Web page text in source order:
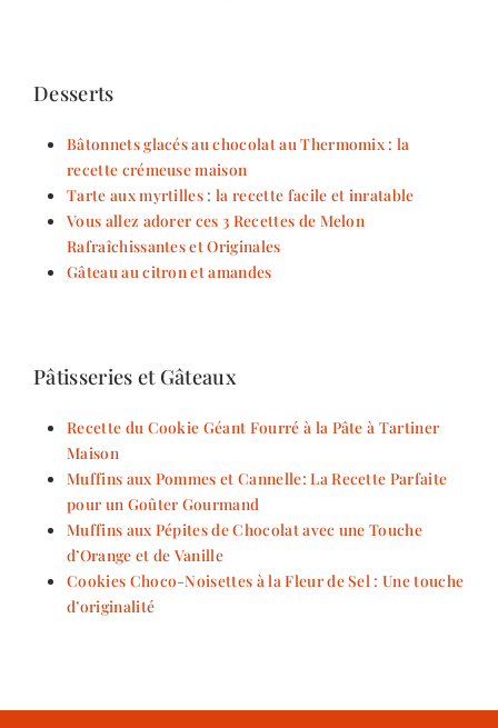
Desserts
Bâtonnets glacés au chocolat au Thermomix : la
recette crémeuse maison
Tarte aux myrtilles : la recette facile et inratable
Vous allez adorer ces 3 Recettes de Melon
Rafraîchissantes et Originales
Gâteau au citron et amandes
Pâtisseries et Gâteaux
Recette du Cookie Géant Fourré à la Pâte à Tartiner
Maison
Muffins aux Pommes et Cannelle: La Recette Parfaite
pour un Goûter Gourmand
Muffins aux Pépites de Chocolat avec une Touche
d’Orange et de Vanille
Cookies Choco-Noisettes à la Fleur de Sel : Une touche
d’originalité